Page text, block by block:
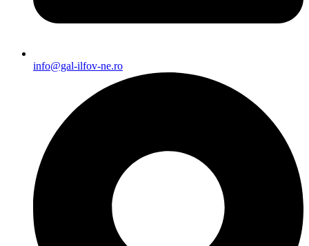
info@gal-ilfov-ne.ro